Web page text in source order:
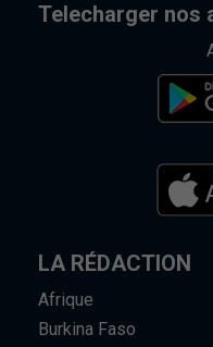
Telecharger nos
LA RÉDACTION
Afrique
Burkina Faso